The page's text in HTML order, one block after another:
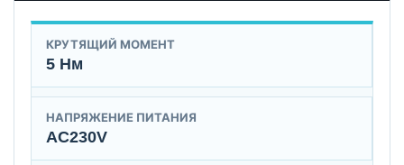
КРУТЯЩИЙ МОМЕНТ
5 Нм
НАПРЯЖЕНИЕ ПИТАНИЯ
AC230V